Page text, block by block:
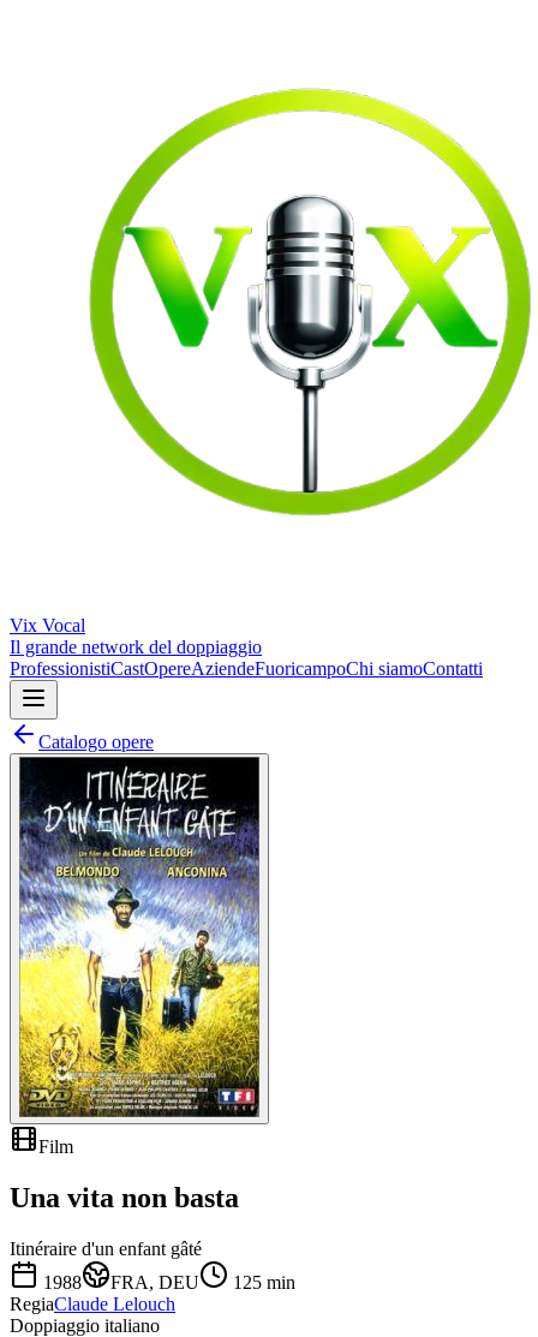
Vix Vocal
Il grande network del doppiaggio
ProfessionistiCastOpereAziendeFuoricampoChi siamoContatti
Catalogo opere
Film
Una vita non basta
Itinéraire d'un enfant gâté
1988
FRA, DEU 125 min
RegiaClaude Lelouch
Doppiaggio italiano